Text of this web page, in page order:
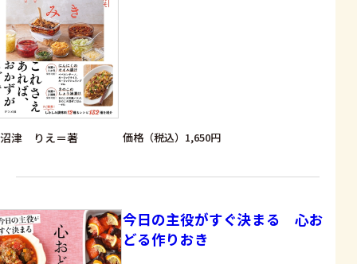
沼津 りえ＝著 価格（税込）1,650円
今日の主役がすぐ決まる 心お
どる作りおき